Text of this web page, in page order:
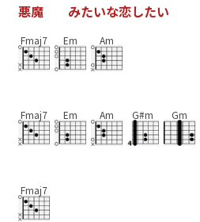
悪魔 みたいな恋したい
Fmaj7 Em Am
Fmaj7 Em Am G#m Gm
Fmaj7